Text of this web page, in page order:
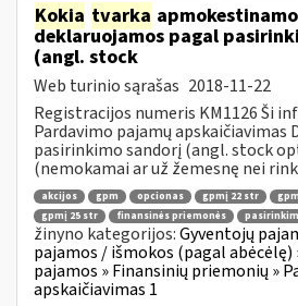
Kokia tvarka
deklaruojamos pagal
(angl. stock
Web turinio sąrašas 2018-11-22
Registracijos numeris KM1126 Ši
Pardavimo pajamų apskaičiavimas
pasirinkimo sandorį (angl. stock
(nemokamai ar už žemesnę nei
akcijos gpm opcionas gpmį 22 str
gpmį 25 str
finansinės priemonės
žinyno kategorijos:Gyventojų
pajamos / išmokos (pagal
pajamos » Finansinių priemonių »
apskaičiavimas 1